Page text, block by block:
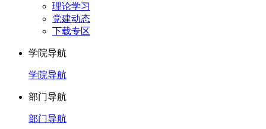
理论学习
党建动态
下载专区
学院导航
学院导航
部门导航
部门导航